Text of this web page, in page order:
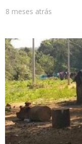
8 meses atrás